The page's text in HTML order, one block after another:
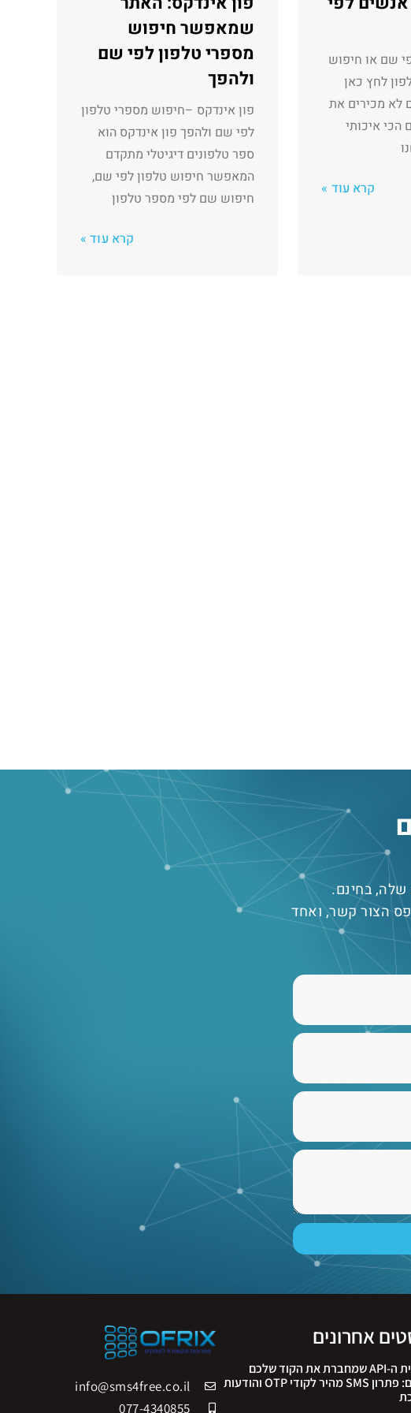
שם או חיפוש
לחץ כאן
לא מכירים את
הכי איכותי
קרא עוד »
שמאפשר חיפוש
מספרי טלפון לפי שם
ולהפך
פון אינדקס –חיפוש מספרי טלפון
לפי שם ולהפך פון אינדקס הוא
ספר טלפונים דיגיטלי מתקדם
המאפשר חיפוש טלפון לפי שם,
חיפוש שם לפי מספר טלפון
קרא עוד »
שלה, בחינם.
הצור קשר, ואחד
אחרונים
תשתית ה-API שמחברת את הקוד שלכם
לעולם: פתרון SMS מהיר לקודי OTP והודעות
info@sms4free.co.il
077-4340855